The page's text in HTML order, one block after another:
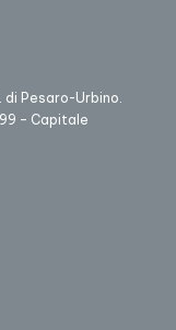
di Pesaro-Urbino.
– Capitale